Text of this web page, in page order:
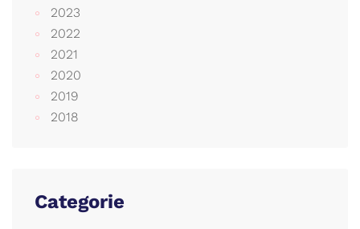
2023
2022
2021
2020
2019
2018
Categorie